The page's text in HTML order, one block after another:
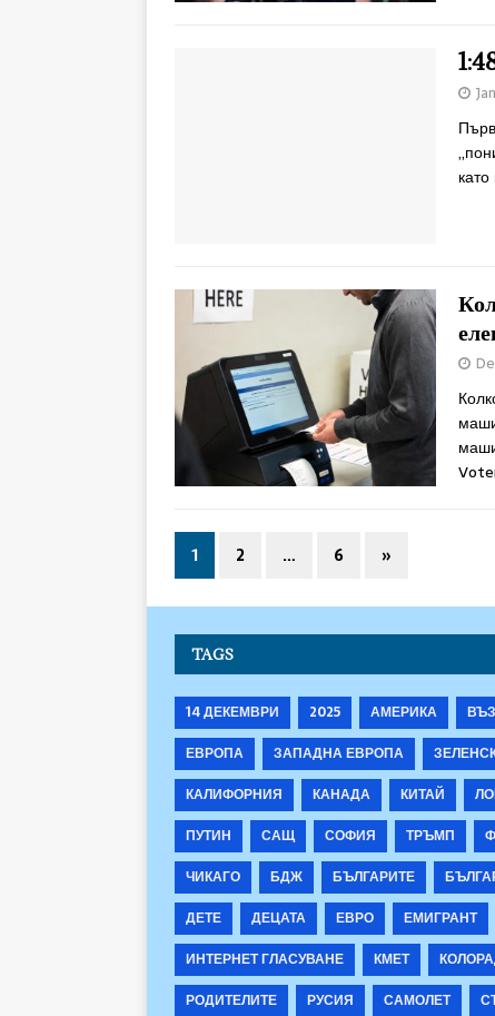
1 2 … 6 »
TAGS
14 ДЕКЕМВРИ 2025 АМЕРИКА
ЕВРОПА
ЗАПАДНА ЕВРОПА
КАЛИФОРНИЯ
КАНАДА КИТАЙ
ПУТИН
САЩ СОФИЯ ТРЪМП
ЧИКАГО
БДЖ БЪЛГАРИТЕ
ДЕТЕ
ДЕЦАТА ЕВРО ЕМИГРАНТ
ИНТЕРНЕТ ГЛАСУВАНЕ
КМЕТ
РОДИТЕЛИТЕ
РУСИЯ САМОЛЕТ